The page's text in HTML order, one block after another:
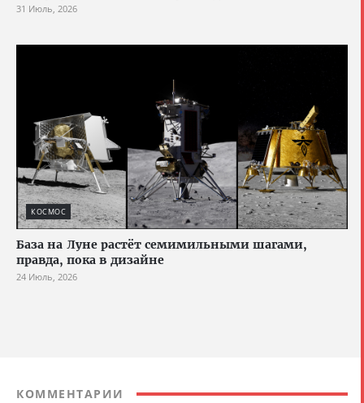
31 Июль, 2026
КОСМОС
База на Луне растёт семимильными шагами,
правда, пока в дизайне
24 Июль, 2026
КОММЕНТАРИИ